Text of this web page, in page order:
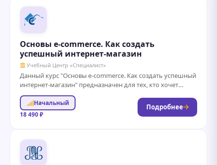
Основы e-commerce. Как создать
успешный интернет-магазин
Учебный Центр «Специалист»
Данный курс "Основы e-commerce. Как создать успешный
интернет-магазин" предназначен для тех, кто хочет
освоить основные принципы и стратегии ведения
онлайн-бизнеса....
Начальный
18 490 ₽
Подробнее